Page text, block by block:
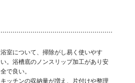
浴室について、掃除がし易く使いやす
い。浴槽底のノンスリップ加工があり安
全で良い。
キッチンの収納量が増え、片付けや整理